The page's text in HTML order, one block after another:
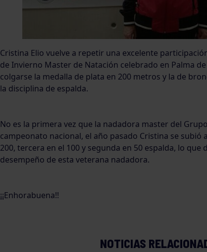
Cristina Elio vuelve a repetir una excelente
de Invierno Master de Natación celebrado en Palma
colgarse la medalla de plata en 200 metros y la de
la disciplina de espalda.
No es la primera vez que la nadadora master del
campeonato nacional, el año pasado Cristina se
200, tercera en el 100 y segunda en 50 espalda, lo que
desempeño de esta veterana nadadora.
¡¡Enhorabuena!!
NOTICIAS